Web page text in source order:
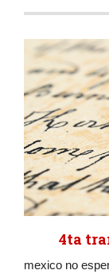
4ta
mexico no